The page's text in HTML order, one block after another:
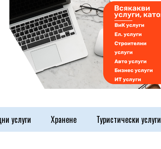
услуги Хранене Туристически услуги